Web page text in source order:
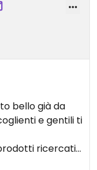
bello già da
e gentili ti
ricercati,
a